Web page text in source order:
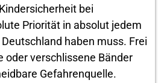
bei
Priorität in absolut jedem
haben muss. Frei
oder verschlissene Bänder
Gefahrenquelle.